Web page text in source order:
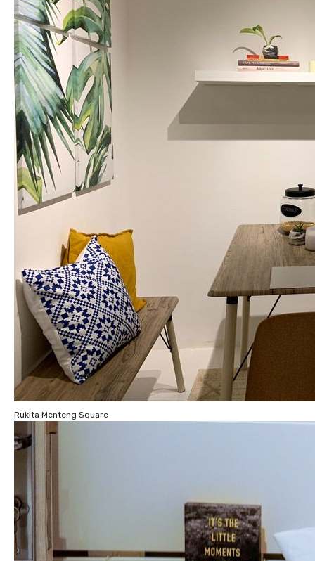
Rukita Menteng Square